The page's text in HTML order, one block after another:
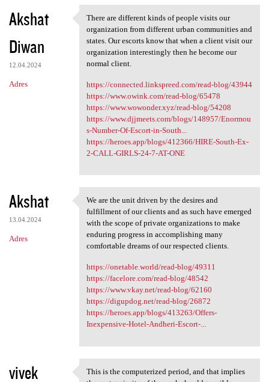
Akshat
Diwan
12.04.2024
Adres
There are different kinds of
There are different kinds of people visits our
organization from different urban communities and
states. Our escorts know that when a client visit our
organization interestingly then he become our
normal client.
https://connected.linkspreed.com/read-blog/43944
https://www.owink.com/read-blog/65478
https://www.wowonder.xyz/read-blog/54208
https://www.djjmeets.com/blogs/148957/Enormou
s-Number-Of-Escort-in-South...
https://heroes.app/blogs/412366/HIRE-South-Ex-
2-CALL-GIRLS-24-7-AT-ONE
Akshat
13.04.2024
Adres
We are the unit driven by the
We are the unit driven by the desires and
fulfillment of our clients and as such have emerged
with the scope of private organizations to make
enduring progress in accomplishing many
comfortable dreams of our respected clients.
https://onetable.world/read-blog/49311
https://facelore.com/read-blog/48542
https://www.vkay.net/read-blog/62160
https://digupdog.net/read-blog/26872
https://heroes.app/blogs/413263/Offers-
Inexpensive-Hotel-Andheri-Escort-...
vivek
This is the computerized period, and that implies